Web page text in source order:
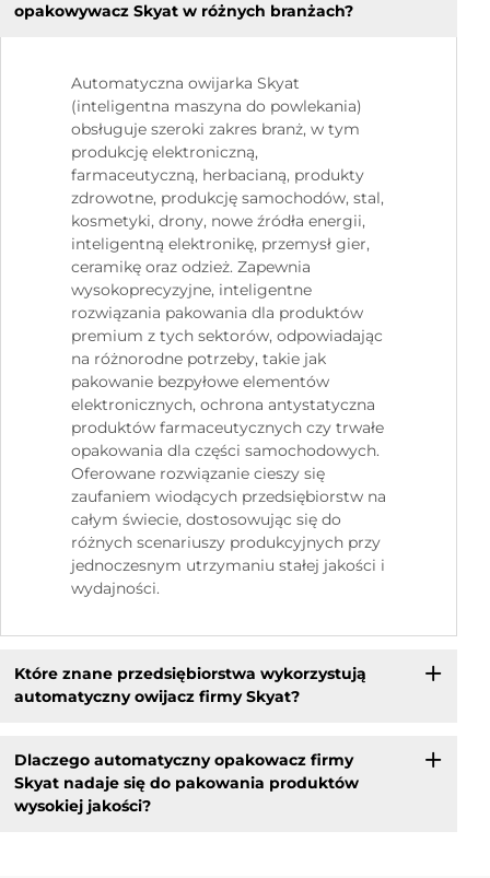
opakowywacz Skyat w różnych branżach?
Automatyczna owijarka Skyat
(inteligentna maszyna do powlekania)
obsługuje szeroki zakres branż, w tym
produkcję elektroniczną,
farmaceutyczną, herbacianą, produkty
zdrowotne, produkcję samochodów, stal,
kosmetyki, drony, nowe źródła energii,
inteligentną elektronikę, przemysł gier,
ceramikę oraz odzież. Zapewnia
wysokoprecyzyjne, inteligentne
rozwiązania pakowania dla produktów
premium z tych sektorów, odpowiadając
na różnorodne potrzeby, takie jak
pakowanie bezpyłowe elementów
elektronicznych, ochrona antystatyczna
produktów farmaceutycznych czy trwałe
opakowania dla części samochodowych.
Oferowane rozwiązanie cieszy się
zaufaniem wiodących przedsiębiorstw na
całym świecie, dostosowując się do
różnych scenariuszy produkcyjnych przy
jednoczesnym utrzymaniu stałej jakości i
wydajności.
Które znane przedsiębiorstwa wykorzystują
automatyczny owijacz firmy Skyat?
Dlaczego automatyczny opakowacz firmy
Skyat nadaje się do pakowania produktów
wysokiej jakości?